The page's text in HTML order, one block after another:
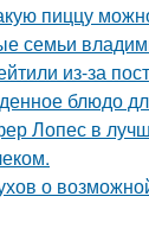
пиццу
семьи
из-за
блюдо
Лопес в
о